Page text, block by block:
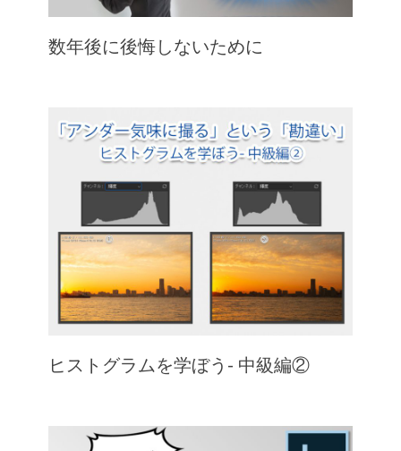
数年後に後悔しないために
ヒストグラムを学ぼう- 中級編②